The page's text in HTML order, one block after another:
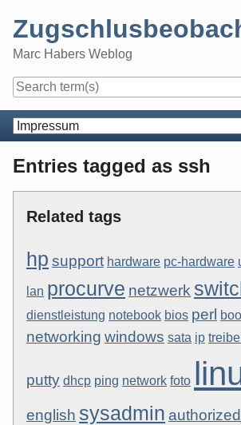
content
Marc Habers Weblog
Navigation
Entries tagged as ssh
Related tags
hp support hardware pc-hardware
lan procurve netzwerk
dienstleistung notebook bios perl
networking windows sata ip
putty dhcp ping network foto
english sysadmin